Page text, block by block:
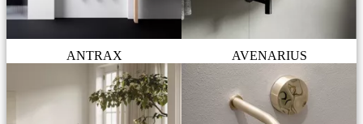
ANTRAX AVENARIUS